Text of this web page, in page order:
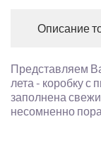
Описание
Представляем
лета - коробку с
заполнена
несомненно